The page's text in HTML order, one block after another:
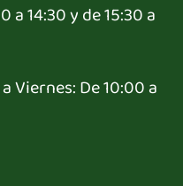
a 14:30 y de 15:30 a
Viernes: De 10:00 a